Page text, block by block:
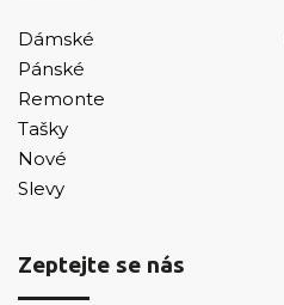
Dámské
Pánské
Remonte
Tašky
Nové
Slevy
Zeptejte se nás